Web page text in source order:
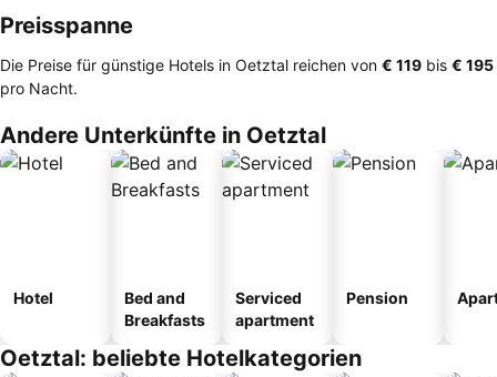
Preisspanne
Die Preise für günstige Hotels in Oetztal reichen von ‎€ 119 bis ‎€ 195
pro Nacht.
Andere Unterkünfte in Oetztal
Hotel
Bed and
Breakfasts
Serviced
apartment
Pension
Oetztal: beliebte Hotelkategorien